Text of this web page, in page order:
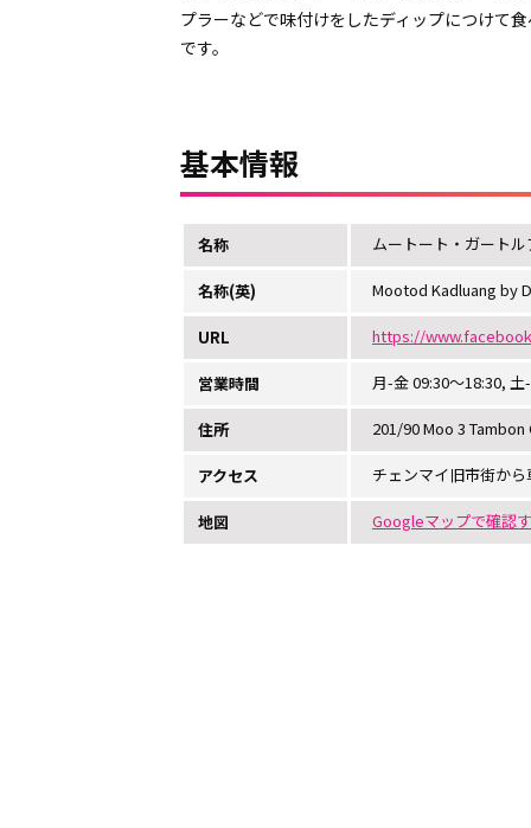
プラーなどで味付けをしたディップにつけて
です。
基本情報
名称 ムートート・ガート
名称(英) Mootod Kadluang by
URL https://
営業時間 月-金 09:30〜18:30,
住所 201/90 Moo 3
アクセス チェンマイ旧市街か
地図 Googleマップで確認